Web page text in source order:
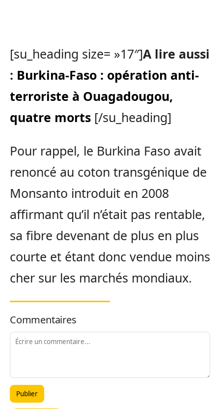
[su_heading size= »17″]A lire aussi
: Burkina-Faso : opération anti-
terroriste à Ouagadougou,
quatre morts [/su_heading]
Pour rappel, le Burkina Faso avait
renoncé au coton transgénique de
Monsanto introduit en 2008
affirmant qu’il n’était pas rentable,
sa fibre devenant de plus en plus
courte et étant donc vendue moins
cher sur les marchés mondiaux.
Commentaires
Publier